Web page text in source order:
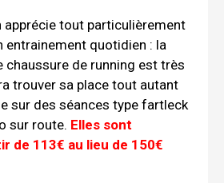
apprécie tout particulièrement
entrainement quotidien : la
chaussure de running est très
trouver sa place tout autant
sur des séances type fartleck
sur route. Elles sont
de 113€ au lieu de 150€